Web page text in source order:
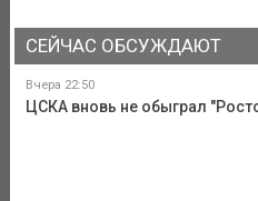
СЕЙЧАС ОБСУЖДАЮТ
Вчера 22:50
ЦСКА вновь не обыграл